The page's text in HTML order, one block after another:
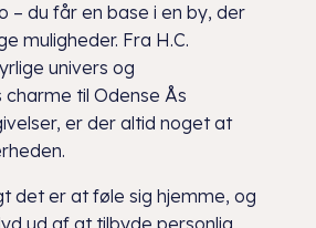
– du får en base i en by, der
muligheder. Fra H.C.
univers og
til Odense Ås
er der altid noget at
det er at føle sig hjemme, og
ud af at tilbyde personlig